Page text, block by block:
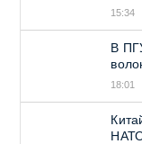
15:34
В
18:01